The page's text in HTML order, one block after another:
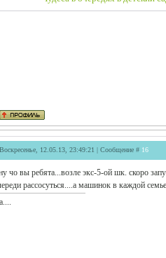
12.05.13, 23:49:21 | Сообщение # 16
чо вы ребята...возле экс-5-ой шк. скоро
рассосуться....а машинок в каждой